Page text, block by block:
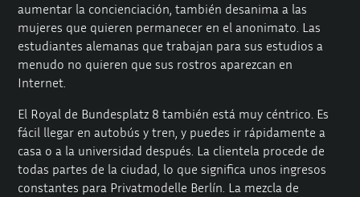
aumentar la concienciación, también desanima a las
mujeres que quieren permanecer en el anonimato. Las
estudiantes alemanas que trabajan para sus estudios a
menudo no quieren que sus rostros aparezcan en
Internet.
El Royal de Bundesplatz 8 también está muy céntrico. Es
fácil llegar en autobús y tren, y puedes ir rápidamente a
casa o a la universidad después. La clientela procede de
todas partes de la ciudad, lo que significa unos ingresos
constantes para Privatmodelle Berlín. La mezcla de